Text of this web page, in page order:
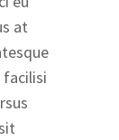
at
facilisi